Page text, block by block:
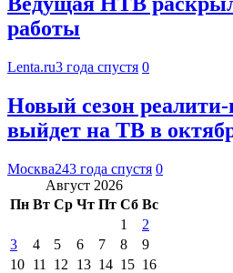
работы
Lenta.ru3 года спустя 0
Новый сезон
выйдет на ТВ в
Москва243 года спустя 0
Август 2026
Пн Вт Ср Чт Пт Сб Вс
1
2
3
4 5 6 7 8
9
10 11 12 13 14 15 16